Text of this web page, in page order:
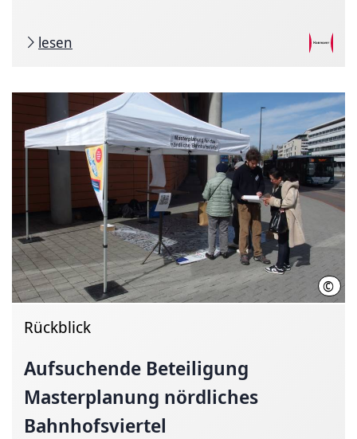
lesen
©
Rückblick
Aufsuchende Beteiligung
Masterplanung nördliches
Bahnhofsviertel